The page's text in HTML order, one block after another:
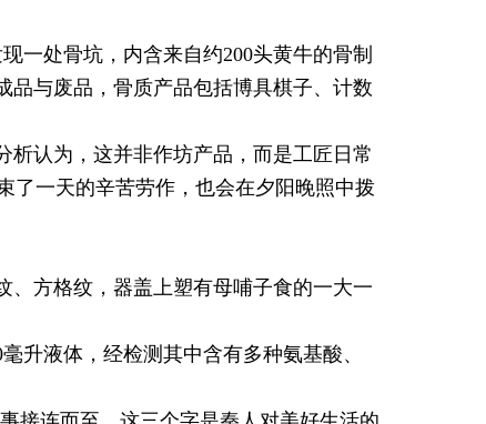
一处骨坑，内含来自约200头黄牛的骨制
品与废品，骨质产品包括博具棋子、计数
认为，这并非作坊产品，而是工匠日常
了一天的辛苦劳作，也会在夕阳晚照中拨
、方格纹，器盖上塑有母哺子食的一大一
升液体，经检测其中含有多种氨基酸、